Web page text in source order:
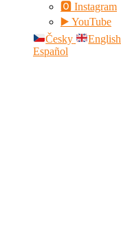
🅾 Instagram
▶️ YouTube
Česky
English
Español